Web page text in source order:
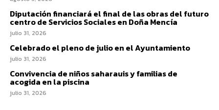
Diputación financiará el final de las obras del futuro
centro de Servicios Sociales en Doña Mencía
julio 31, 2026
Celebrado el pleno de julio en el Ayuntamiento
julio 31, 2026
Convivencia de niños saharauis y familias de
acogida en la piscina
julio 31, 2026